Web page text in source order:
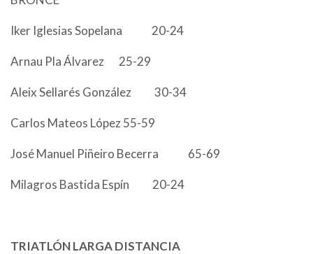
Iker Iglesias Sopelana 20-24
Arnau Pla Álvarez 25-29
Aleix Sellarés González 30-34
Carlos Mateos López 55-59
José Manuel Piñeiro Becerra 65-69
Milagros Bastida Espín 20-24
TRIATLÓN LARGA DISTANCIA